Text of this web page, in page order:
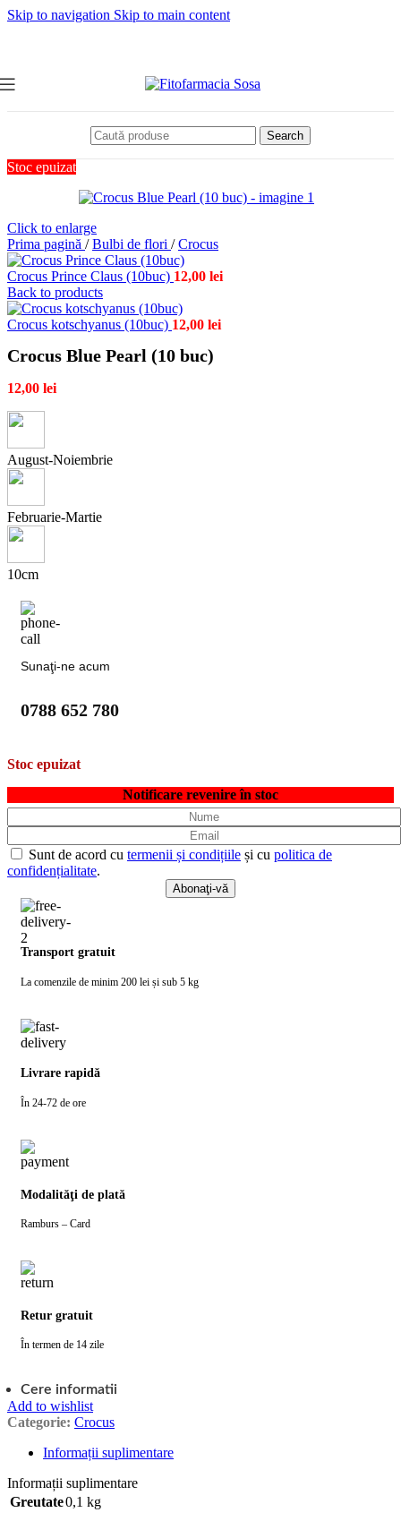
Skip to navigation Skip to main content
Search
Stoc epuizat
Click to enlarge
Prima pagină / Bulbi de flori / Crocus
Crocus Prince Claus (10buc) 12,00 lei
Back to products
Crocus kotschyanus (10buc) 12,00 lei
Crocus Blue Pearl (10 buc)
12,00 lei
August-Noiembrie
Februarie-Martie
10cm
Sunaţi-ne acum
0788 652 780
Stoc epuizat
Notificare revenire în stoc
Sunt de acord cu termenii și condițiile și cu politica de
confidențialitate.
Transport gratuit
La comenzile de minim 200 lei și sub 5 kg
Livrare rapidă
În 24-72 de ore
Modalităţi de plată
Ramburs – Card
Retur gratuit
În termen de 14 zile
Cere informatii
Add to wishlist
Categorie: Crocus
Informații suplimentare
Informații suplimentare
Greutate0,1 kg